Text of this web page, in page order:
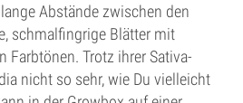
Abstände zwischen den
schmalfingrige Blätter mit
Farbtönen. Trotz ihrer Sativa-
nicht so sehr, wie Du vielleicht